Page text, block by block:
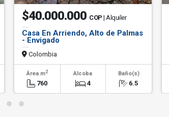
$40.000.000 COP | Alquiler
Casa En Arriendo, Alto de Palmas
- Envigado
Colombia
Área m2
760
Alcoba
4
Baño(s)
6.5